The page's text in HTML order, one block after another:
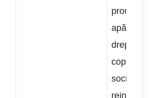
apărare
copiilor,